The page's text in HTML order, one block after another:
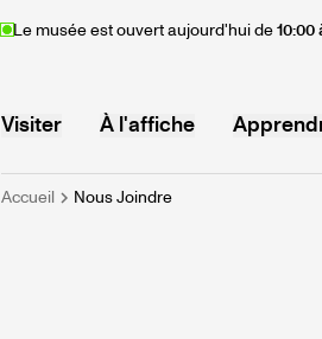
Le musée est ouvert aujourd'hui de10:00
MAIN
Visiter À l'affiche
FIL
Accueil Nous Joindre